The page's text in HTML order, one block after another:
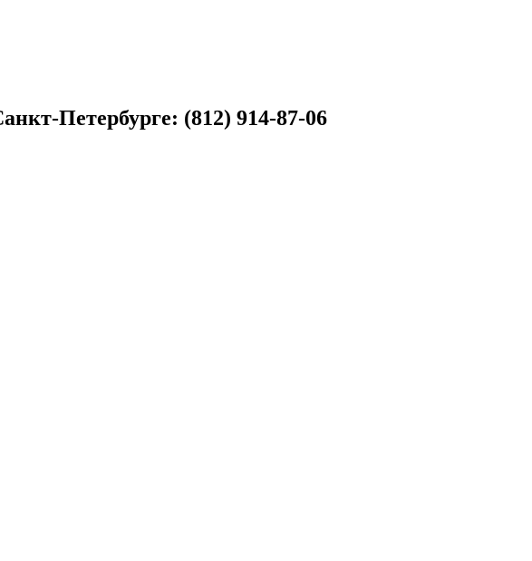
Петербурге: (812) 914-87-06